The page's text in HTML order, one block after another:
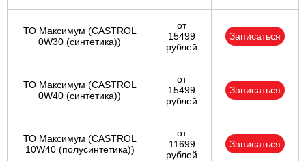
ТО Максимум (CASTROL
0W30 (синтетика))
от
15499
рублей
Записаться
ТО Максимум (CASTROL
0W40 (синтетика))
от
15499
рублей
Записаться
ТО Максимум (CASTROL
10W40 (полусинтетика))
от
11699
рублей
Записаться